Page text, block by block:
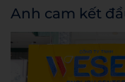
Anh cam kết